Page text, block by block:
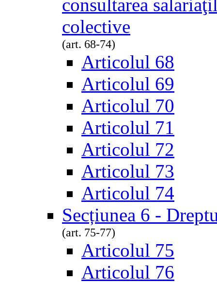
consultarea
colective
(art. 68-74)
Articolul 68
Articolul 69
Articolul 70
Articolul 71
Articolul 72
Articolul 73
Articolul 74
Secțiunea 6 -
(art. 75-77)
Articolul 75
Articolul 76